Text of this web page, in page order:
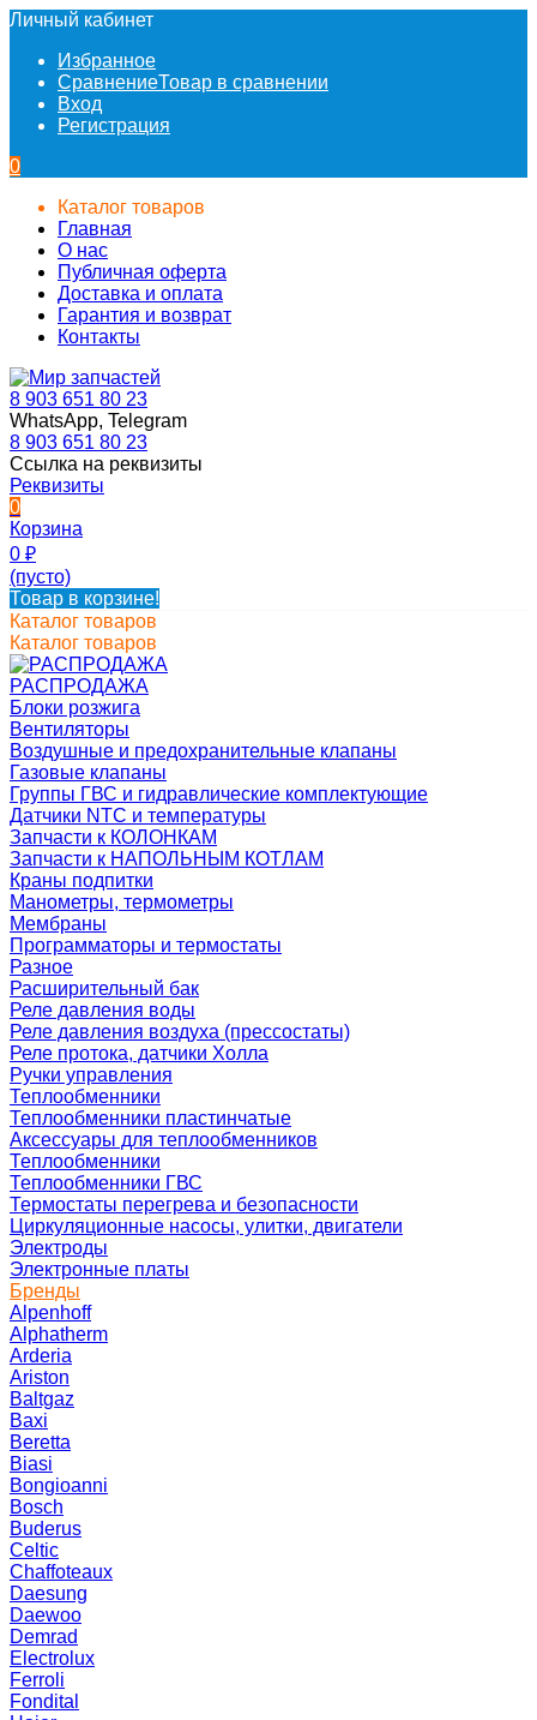
Личный кабинет
Избранное
СравнениеТовар в сравнении
Вход
Регистрация
0
Каталог товаров
Главная
О нас
Публичная оферта
Доставка и оплата
Гарантия и возврат
Контакты
8 903 651 80 23
WhatsApp, Telegram
8 903 651 80 23
Ссылка на реквизиты
Реквизиты
0
Корзина
0 ₽
(пусто)
Товар в корзине!
Каталог товаров
Каталог товаров
РАСПРОДАЖА
Блоки розжига
Вентиляторы
Воздушные и предохранительные клапаны
Газовые клапаны
Группы ГВС и гидравлические комплектующие
Датчики NTC и температуры
Запчасти к КОЛОНКАМ
Запчасти к НАПОЛЬНЫМ КОТЛАМ
Краны подпитки
Манометры, термометры
Мембраны
Программаторы и термостаты
Разное
Расширительный бак
Реле давления воды
Реле давления воздуха (прессостаты)
Реле протока, датчики Холла
Ручки управления
Теплообменники
Теплообменники пластинчатые
Аксессуары для теплообменников
Теплообменники
Теплообменники ГВС
Термостаты перегрева и безопасности
Циркуляционные насосы, улитки, двигатели
Электроды
Электронные платы
Бренды
Alpenhoff
Alphatherm
Arderia
Ariston
Baltgaz
Baxi
Beretta
Biasi
Bongioanni
Bosch
Buderus
Celtic
Chaffoteaux
Daesung
Daewoo
Demrad
Electrolux
Ferroli
Fondital